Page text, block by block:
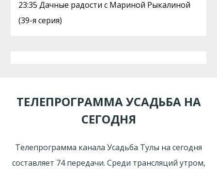
23:35 Дачные радости с Мариной Рыкалиной
(39-я серия)
ТЕЛЕПРОГРАММА УСАДЬБА НА
СЕГОДНЯ
Телепрограмма канала Усадьба Тулы на сегодня
составляет 74 передачи. Среди трансляций утром,